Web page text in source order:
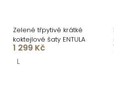
Zelené třpytivé krátké
koktejlové šaty ENTULA
1 299 Kč
L